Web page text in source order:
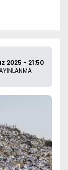
2025 - 21:50